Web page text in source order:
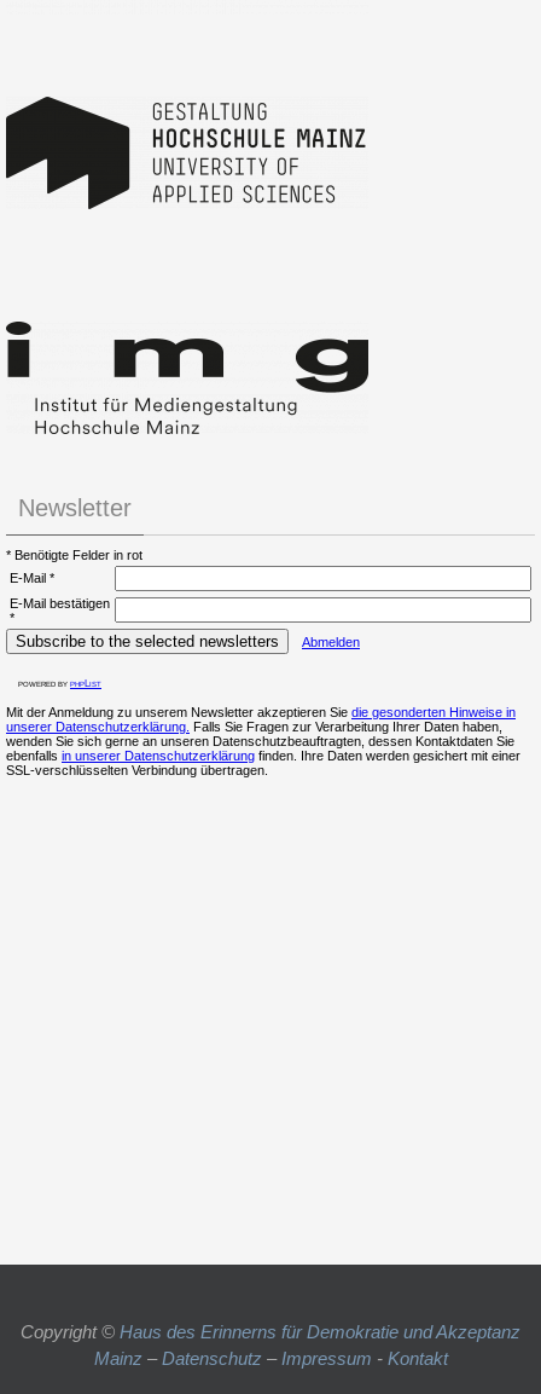
Newsletter
Copyright © Haus des Erinnerns für Demokratie und Akzeptanz
Mainz –Datenschutz– Impressum - Kontakt